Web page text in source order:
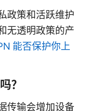
政策和活跃维护
无透明政策的产
能否保护你上
？
传输会增加设备